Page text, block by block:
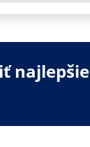
najlepšie